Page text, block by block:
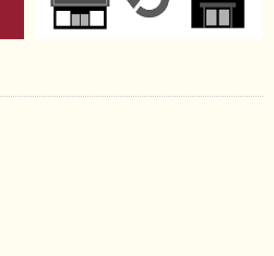
げ誠にありがとうございました。 仰
ラー表記はイエローですが。 実際は
誤差がでてしまうと思います。 ご
した。 又のご来店お待ちしておりま